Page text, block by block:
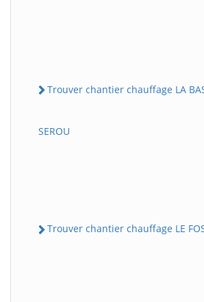
Trouver chantier chauffage LA
SEROU
Trouver chantier chauffage LE